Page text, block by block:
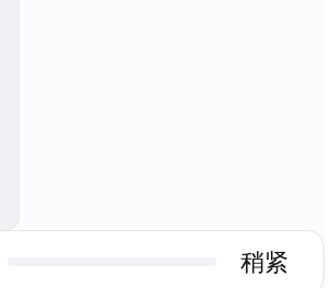
稍紧